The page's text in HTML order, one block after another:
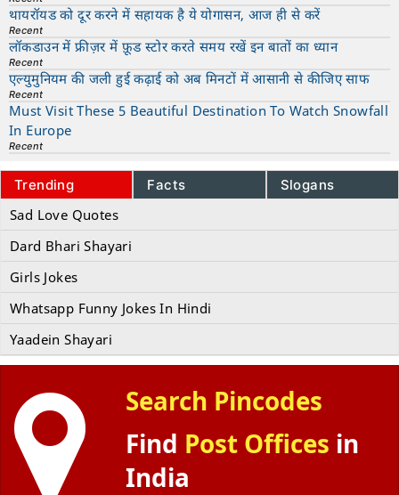
थायरॉयड को दूर करने में सहायक है ये योगासन, आज ही से करें
Recent
लॉकडाउन में फ्रीज़र में फ़ूड स्टोर करते समय रखें इन बातों का ध्यान
Recent
एल्युमुनियम की जली हुई कढ़ाई को अब मिनटों में आसानी से कीजिए साफ
Recent
Must Visit These 5 Beautiful Destination To Watch Snowfall
In Europe
Recent
Trending Facts Slogans
Sad Love Quotes
Dard Bhari Shayari
Girls Jokes
Whatsapp Funny Jokes In Hindi
Yaadein Shayari
Search Pincodes
Find Post Offices in
India